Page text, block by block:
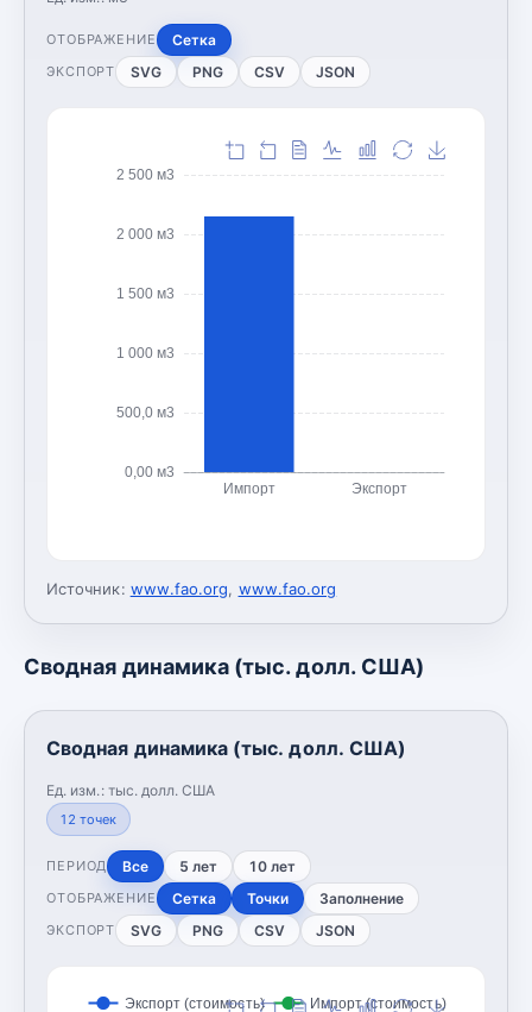
ОТОБРАЖЕНИЕ Сетка
ЭКСПОРТ SVG PNG CSV JSON
0,00 м3
500,0 м3
1 000 м3
1 500 м3
2 000 м3
2 500 м3
Импорт Экспорт
Источник: www.fao.org, www.fao.org
Сводная динамика (тыс. долл. США)
Сводная динамика (тыс. долл. США)
Ед. изм.: тыс. долл. США
12 точек
ПЕРИОД Все 5 лет 10 лет
ОТОБРАЖЕНИЕ Сетка Точки Заполнение
ЭКСПОРТ SVG PNG CSV JSON
Экспорт (стоимость) Импорт (стоимость)